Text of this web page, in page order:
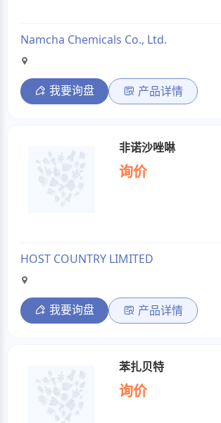
Namcha Chemicals Co., Ltd.
我要询盘 产品详情
非诺沙唑啉
询价
HOST COUNTRY LIMITED
我要询盘 产品详情
苯扎贝特
询价